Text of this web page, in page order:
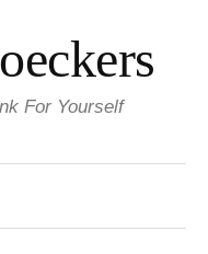
For Yourself